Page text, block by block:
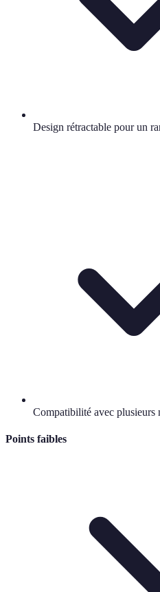
Design rétractable pour un
Compatibilité avec plusieurs
Points faibles